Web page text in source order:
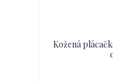
Kožená